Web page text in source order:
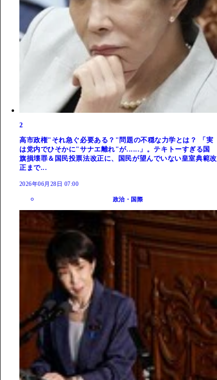
2
高市政権"それ急ぐ必要ある？"問題の不穏な力学とは？ 「実
は党内でひそかに"サナエ離れ"が......」。テキトーすぎる国
旗損壊罪＆国民投票法改正に、国民が望んでいない皇室典範改
正まで...
2026年06月28日 07:00
政治・国際